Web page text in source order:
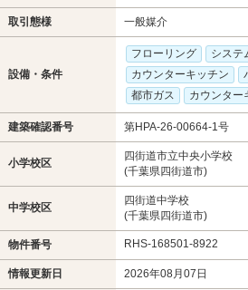
取引態様 一般媒介
設備・条件
フローリング
システ
カウンターキッチン
都市ガス
カウンター
建築確認番号 第HPA-26-00664-1号
小学校区
四街道市立中央小学校
(千葉県四街道市)
中学校区
四街道中学校
(千葉県四街道市)
物件番号 RHS-168501-8922
情報更新日 2026年08月07日